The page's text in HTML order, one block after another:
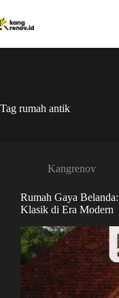
to
content
Tag rumah antik
Kangrenov
Rumah Gaya
Klasik di Era Modern